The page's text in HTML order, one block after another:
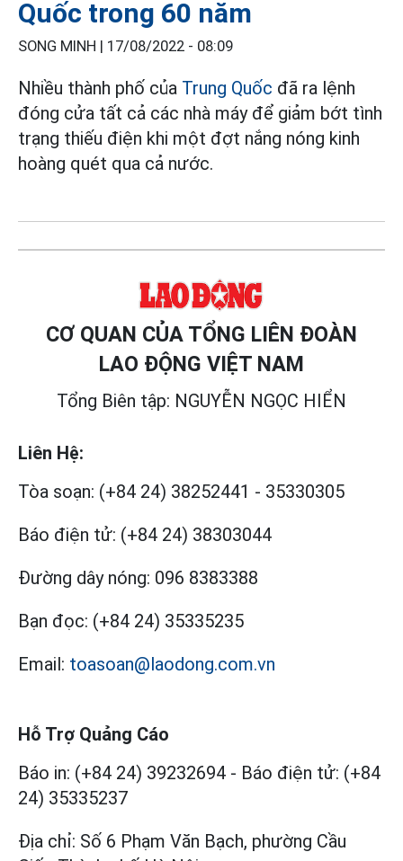
Quốc trong 60 năm
SONG MINH | 17/08/2022 - 08:09
Nhiều thành phố của Trung Quốc đã ra lệnh
đóng cửa tất cả các nhà máy để giảm bớt tình
trạng thiếu điện khi một đợt nắng nóng kinh
hoàng quét qua cả nước.
CƠ QUAN CỦA TỔNG LIÊN ĐOÀN
LAO ĐỘNG VIỆT NAM
Tổng Biên tập: NGUYỄN NGỌC HIỂN
Liên Hệ:
Tòa soạn: (+84 24) 38252441 - 35330305
Báo điện tử: (+84 24) 38303044
Đường dây nóng: 096 8383388
Bạn đọc: (+84 24) 35335235
Email: toasoan@laodong.com.vn
Hỗ Trợ Quảng Cáo
Báo in: (+84 24) 39232694 - Báo điện tử: (+84
24) 35335237
Địa chỉ: Số 6 Phạm Văn Bạch, phường Cầu